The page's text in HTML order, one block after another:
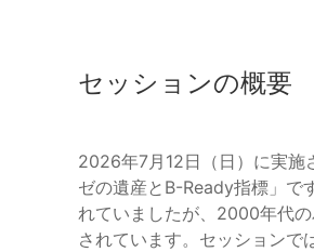
セッションの概要
2026年7月12日（日）に実施
ゼの遺産とB-Ready指標」で
れていましたが、2000年代
されています。セッションで